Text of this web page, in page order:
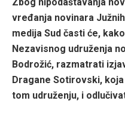
vređanja novinara
medija Sud časti će,
Nezavisnog udruženja
Bodrožić, razmatrati
Dragane Sotirovski,
tom udruženju, i